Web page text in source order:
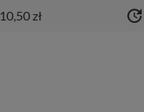
zł update